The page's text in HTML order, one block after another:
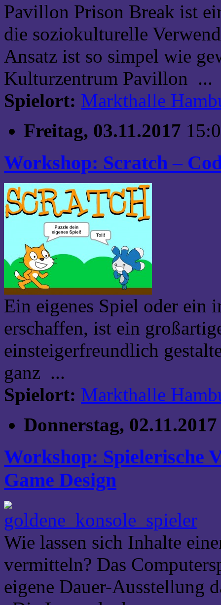
Pavillon Prison Break ist
die soziokulturelle
Ansatz ist so simpel wie
Kulturzentrum Pavillon ...
Spielort: Markthalle
Freitag, 03.11.2017
Workshop: Scratch –
Ein eigenes Spiel oder ein
erschaffen, ist ein
einsteigerfreundlich
ganz ...
Spielort: Markthalle
Donnerstag, 02.11.2017
Workshop: Spielerische
Game Design
Wie lassen sich Inhalte
vermitteln? Das
eigene Dauer-Ausstellung